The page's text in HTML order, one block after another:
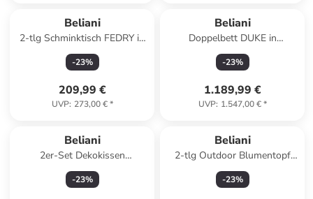
Beliani
2-tlg Schminktisch FEDRY in
Grau/Gold
-23%
209,99 €
UVP: 273,00 €*
Beliani
Doppelbett DUKE in
Beige/Schwarz - (W) 180 x (H)
37 x (L) 200 cm
-23%
1.189,99 €
UVP: 1.547,00 €*
Beliani
2er-Set Dekokissen
ANISOPTERA in Grün/Beige
-23%
Beliani
2-tlg Outdoor Blumentopf
CROTON in Weiß
-23%